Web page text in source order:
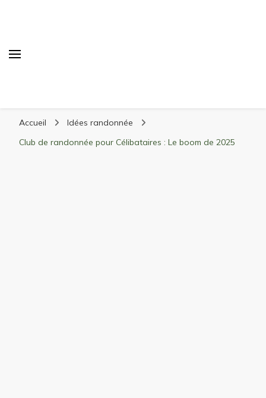
matériel, stations de ski
Accueil
Idées randonnée
Club de randonnée pour Célibataires : Le boom de 2025